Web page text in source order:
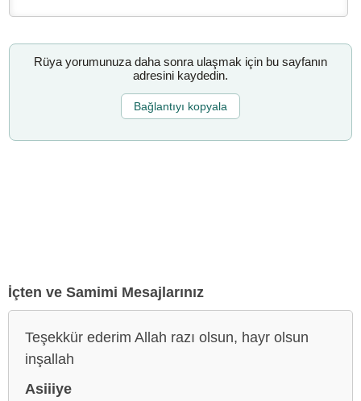
Rüya yorumunuza daha sonra ulaşmak için bu sayfanın
adresini kaydedin.
Bağlantıyı kopyala
İçten ve Samimi Mesajlarınız
Teşekkür ederim Allah razı olsun, hayr olsun
inşallah
Asiiiye